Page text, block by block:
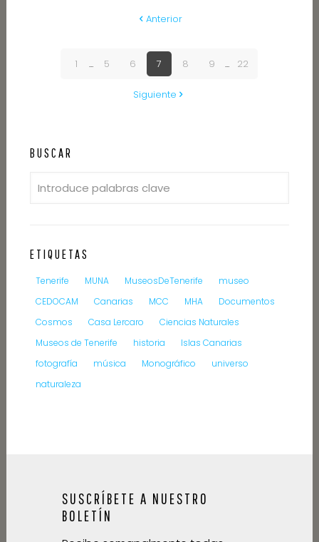
Anterior
1 ... 5 6 7 8 9 ... 22
Siguiente
BUSCAR
ETIQUETAS
Tenerife MUNA MuseosDeTenerife
museo
CEDOCAM
Canarias MCC MHA
Documentos
Cosmos
Casa Lercaro
Ciencias Naturales
Museos de Tenerife
historia
Islas Canarias
fotografía
música Monográfico
universo
naturaleza
SUSCRÍBETE A NUESTRO
BOLETÍN